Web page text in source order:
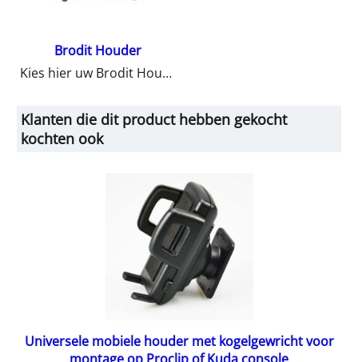
Brodit Houder
Kies hier uw Brodit Houder
Klanten die dit product hebben gekocht
kochten ook
Universele mobiele houder met kogelgewricht voor